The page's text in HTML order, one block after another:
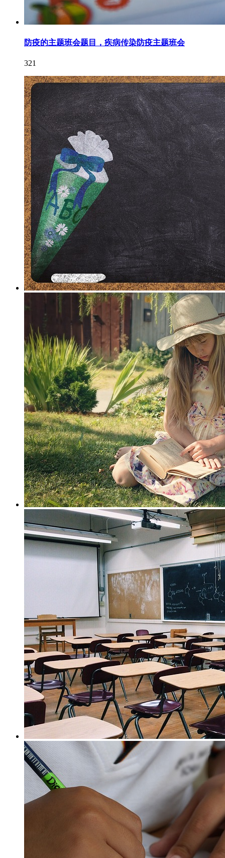
防疫的主题班会题目，疾病传染防疫主题班会
321